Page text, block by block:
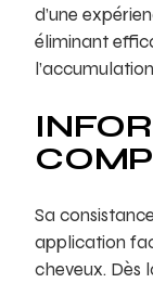
d’une
éliminant
Sa
application
cheveux. Dès